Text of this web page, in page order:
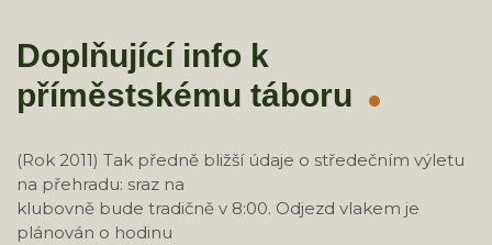
ODDÍLY
KONTAKTY
Doplňující info k
příměstskému táboru
(Rok 2011) Tak předně bližší údaje o středečním výletu
na přehradu: sraz na
klubovně bude tradičně v 8:00. Odjezd vlakem je
plánován o hodinu